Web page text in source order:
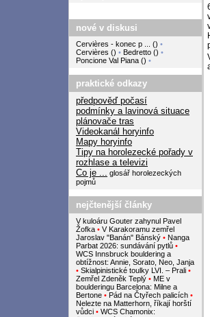
nové v diskusi
Cervières - konec p ... () •
Cervières () • Bedretto () •
Poncione Val Piana () •
praktické odkazy
předpověď počasí
podmínky a lavinová situace
plánovače tras
Videokanál horyinfo
Mapy horyinfo
Tipy na horolezecké pořady v
rozhlase a televizi
Co je ... glosář horolezeckých
pojmů
nejčtenější články
V kuloáru Gouter zahynul Pavel
Žofka • V Karakoramu zemřel
Jaroslav "Banán" Bánský • Nanga
Parbat 2026: sundávání pytlů •
WCS Innsbruck bouldering a
obtížnost: Annie, Sorato, Neo, Janja
• Skialpinistické toulky LVI. – Prali •
Zemřel Zdeněk Teplý • ME v
boulderingu Barcelona: Milne a
Bertone • Pád na Čtyřech palicích •
Nelezte na Matterhorn, říkají horští
vůdci • WCS Chamonix: